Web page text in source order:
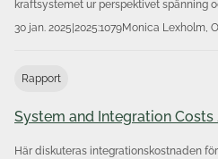
kraftsystemet ur perspektivet spänning
30 jan. 2025|2025:1079Monica Lexholm,
Rapport
System and Integration Costs
Här diskuteras integrationskostnaden